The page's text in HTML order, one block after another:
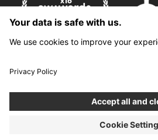
Boldare S.A. z siedzibą w Gliwicach, przy ul.
w Sądzie Rejonowym w Gliwicach, X Wydział
Rejestru Sądowego pod nr KRS 0000914518,
38958555. Wysokość kapitału zakładowego i